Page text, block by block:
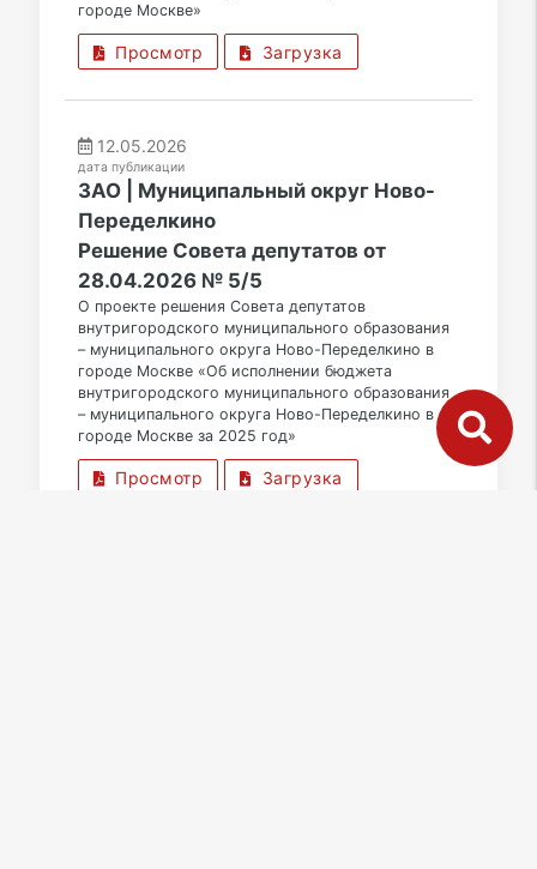
городе Москве»
Просмотр Загрузка
12.05.2026
дата публикации
ЗАО | Муниципальный округ Ново-
Переделкино
Решение Совета депутатов от
28.04.2026 № 5/5
О проекте решения Совета депутатов
внутригородского муниципального образования
– муниципального округа Ново-Переделкино в
городе Москве «Об исполнении бюджета
внутригородского муниципального образования
– муниципального округа Ново-Переделкино в
городе Москве за 2025 год»
Просмотр Загрузка